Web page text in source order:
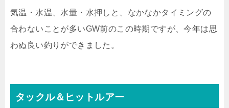
気温・水温、水量・水押しと、なかなかタイミングの
合わないことが多いGW前のこの時期ですが、今年は思
わぬ良い釣りができました。
タックル＆ヒットルアー